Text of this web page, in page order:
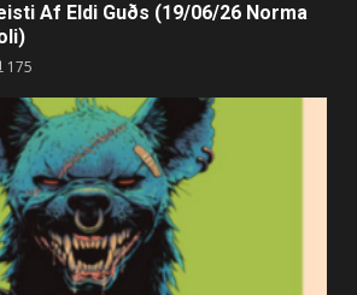
Af Eldi Guðs (19/06/26 Norma
175